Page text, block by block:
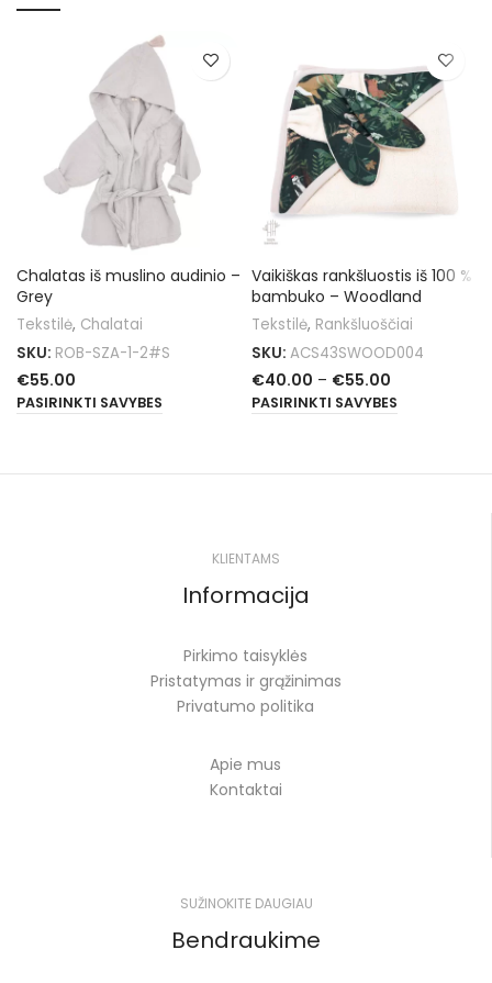
Chalatas iš muslino audinio –
Grey
Tekstilė, Chalatai
SKU: ROB-SZA-1-2#S
€55.00
PASIRINKTI SAVYBES
Vaikiškas rankšluostis iš 100 %
bambuko – Woodland
Tekstilė, Rankšluoščiai
SKU: ACS43SWOOD004
€40.00 – €55.00
PASIRINKTI SAVYBES
KLIENTAMS
Informacija
Pirkimo taisyklės
Pristatymas ir grąžinimas
Privatumo politika
Apie mus
Kontaktai
SUŽINOKITE DAUGIAU
Bendraukime